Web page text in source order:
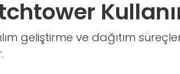
geliştirme ve dağıtım